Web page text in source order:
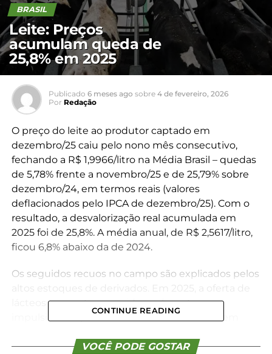
BRASIL
Leite: Preços
acumulam queda de
25,8% em 2025
Publicado 6 meses ago sobre 4 de fevereiro, 2026
Por Redação
O preço do leite ao produtor captado em
dezembro/25 caiu pelo nono mês consecutivo,
fechando a R$ 1,9966/litro na Média Brasil – quedas
de 5,78% frente a novembro/25 e de 25,79% sobre
dezembro/24, em termos reais (valores
deflacionados pelo IPCA de dezembro/25). Com o
resultado, a desvalorização real acumulada em
2025 foi de 25,8%. A média anual, de R$ 2,5617/litro,
ficou 6,8% abaixo da de 2024.
Os seguidos recuos no campo são explicados pelos
lácteos aumentou consideravelmente,
impulsionada por investimentos realizados em
novembro a dezembro, o ICAP-L (Índice de
CONTINUE READING
VOCÊ PODE GOSTAR